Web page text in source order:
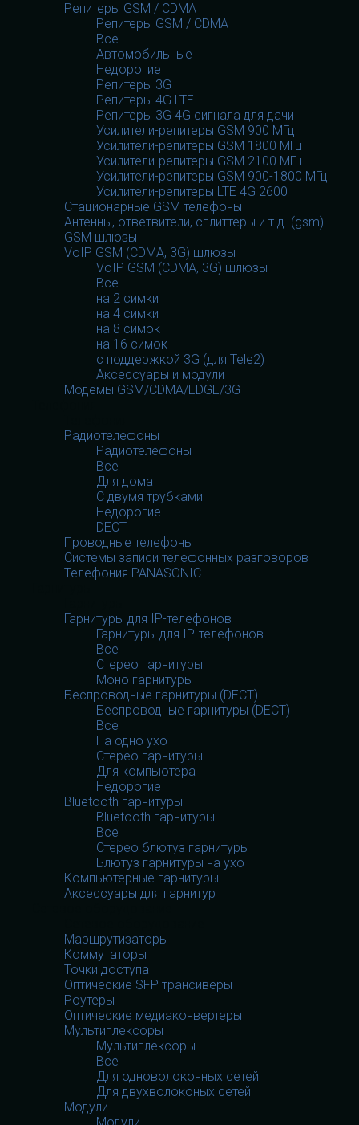
Репитеры GSM / CDMA
Репитеры GSM / CDMA
Все
Автомобильные
Недорогие
Репитеры 3G
Репитеры 4G LTE
Репитеры 3G 4G сигнала для дачи
Усилители-репитеры GSM 900 МГц
Усилители-репитеры GSM 1800 МГц
Усилители-репитеры GSM 2100 МГц
Усилители-репитеры GSM 900-1800 МГц
Усилители-репитеры LTE 4G 2600
Стационарные GSM телефоны
Антенны, ответвители, сплиттеры и т.д. (gsm)
GSM шлюзы
VoIP GSM (CDMA, 3G) шлюзы
VoIP GSM (CDMA, 3G) шлюзы
Все
на 2 симки
на 4 симки
на 8 симок
на 16 симок
с поддержкой 3G (для Tele2)
Аксессуары и модули
Модемы GSM/CDMA/EDGE/3G
Радиотелефоны
Радиотелефоны
Все
Для дома
С двумя трубками
Недорогие
DECT
Проводные телефоны
Системы записи телефонных разговоров
Телефония PANASONIC
Гарнитуры для IP-телефонов
Гарнитуры для IP-телефонов
Все
Стерео гарнитуры
Моно гарнитуры
Беспроводные гарнитуры (DECT)
Беспроводные гарнитуры (DECT)
Все
На одно ухо
Стерео гарнитуры
Для компьютера
Недорогие
Bluetooth гарнитуры
Bluetooth гарнитуры
Все
Стерео блютуз гарнитуры
Блютуз гарнитуры на ухо
Компьютерные гарнитуры
Аксессуары для гарнитур
Маршрутизаторы
Коммутаторы
Точки доступа
Оптические SFP трансиверы
Роутеры
Оптические медиаконвертеры
Мультиплексоры
Мультиплексоры
Все
Для одноволоконных сетей
Для двухволоконых сетей
Модули